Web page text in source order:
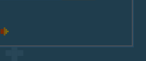
o tytule 🦃 Indycze premiery w